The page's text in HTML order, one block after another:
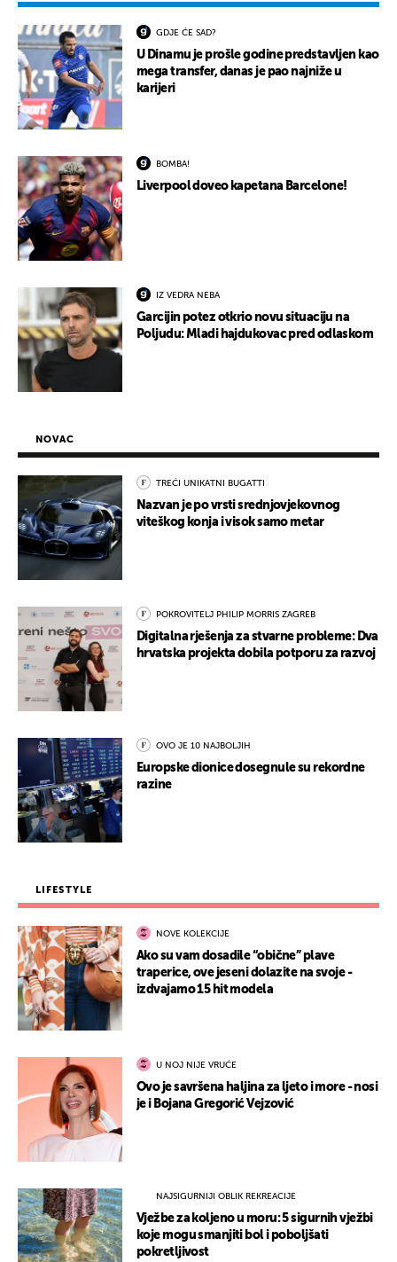
GDJE ĆE SAD?
U Dinamu je prošle godine predstavljen kao
mega transfer, danas je pao najniže u
karijeri
BOMBA!
Liverpool doveo kapetana Barcelone!
IZ VEDRA NEBA
Garcijin potez otkrio novu situaciju na
Poljudu: Mladi hajdukovac pred odlaskom
NOVAC
TREĆI UNIKATNI BUGATTI
Nazvan je po vrsti srednjovjekovnog
viteškog konja i visok samo metar
POKROVITELJ PHILIP MORRIS ZAGREB
Digitalna rješenja za stvarne probleme: Dva
hrvatska projekta dobila potporu za razvoj
OVO JE 10 NAJBOLJIH
Europske dionice dosegnule su rekordne
razine
LIFESTYLE
NOVE KOLEKCIJE
Ako su vam dosadile “obične” plave
traperice, ove jeseni dolazite na svoje -
izdvajamo 15 hit modela
U NOJ NIJE VRUĆE
Ovo je savršena haljina za ljeto i more - nosi
je i Bojana Gregorić Vejzović
NAJSIGURNIJI OBLIK REKREACIJE
Vježbe za koljeno u moru: 5 sigurnih vježbi
koje mogu smanjiti bol i poboljšati
pokretljivost